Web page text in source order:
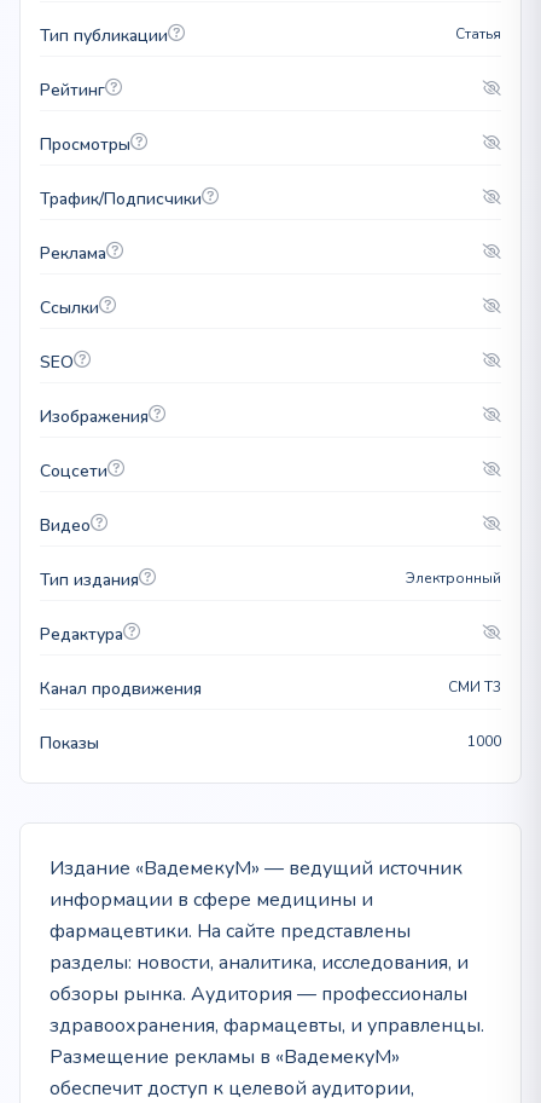
Тип публикации Статья
Рейтинг
Просмотры
Трафик/Подписчики
Реклама
Ссылки
SEO
Изображения
Соцсети
Видео
Тип издания Электронный
Редактура
Канал продвижения СМИ T3
Показы 1000
Издание «ВадемекуМ» — ведущий источник
информации в сфере медицины и
фармацевтики. На сайте представлены
разделы: новости, аналитика, исследования, и
обзоры рынка. Аудитория — профессионалы
здравоохранения, фармацевты, и управленцы.
Размещение рекламы в «ВадемекуМ»
обеспечит доступ к целевой аудитории,